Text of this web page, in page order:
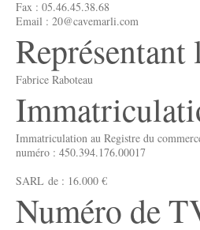
Fax : 05.46.45.38.68
Email : 20@cavemarli.com
Représentant
Fabrice Raboteau
Immatriculation au Registre du
numéro : 450.394.176.00017
SARL de : 16.000 €
Numéro de